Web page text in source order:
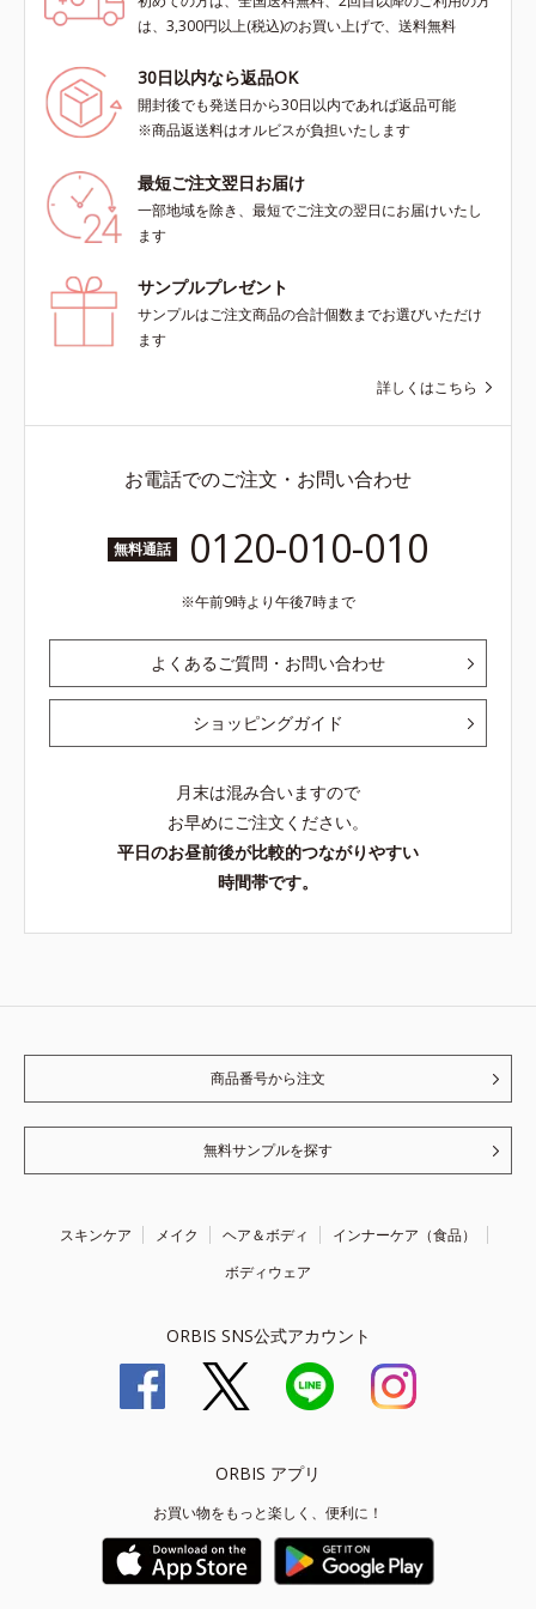
は、3,300円以上(税込)のお買い上げで、送料無料
30日以内なら返品OK
開封後でも発送日から30日以内であれば返品可能
※商品返送料はオルビスが負担いたします
最短ご注文翌日お届け
一部地域を除き、最短でご注文の翌日にお届けいたし
ます
サンプルプレゼント
サンプルはご注文商品の合計個数までお選びいただけ
ます
詳しくはこちら
お電話でのご注文・お問い合わせ
無料通話 0120-010-010
午前9時より午後7時まで
よくあるご質問・お問い合わせ
ショッピングガイド
月末は混み合いますので
お早めにご注文ください。
平日のお昼前後が比較的つながりやすい
時間帯です。
商品番号から注文
無料サンプルを探す
スキンケア メイク ヘア＆ボディ
インナーケア（食品）
ボディウェア
ORBIS SNS公式アカウント
ORBIS アプリ
お買い物をもっと楽しく、便利に！